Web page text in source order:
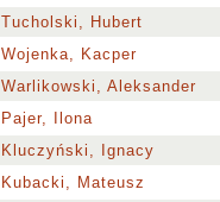
Tucholski, Hubert
Wojenka, Kacper
Warlikowski, Aleksander
Pajer, Ilona
Kluczyński, Ignacy
Kubacki, Mateusz